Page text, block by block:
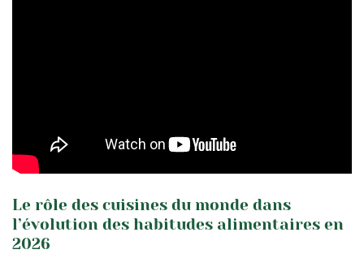
Le rôle des cuisines du monde dans
l’évolution des habitudes alimentaires en
2026